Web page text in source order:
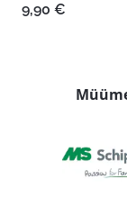
9,90 €